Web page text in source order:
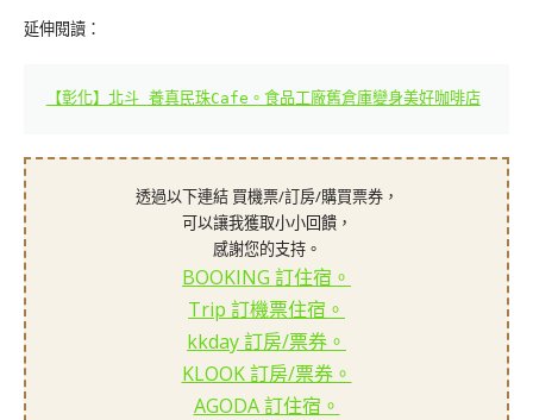
延伸閱讀：
【彰化】北斗 養真民珠Cafe。食品工廠舊倉庫變身美好咖啡店
透過以下連結 買機票/訂房/購買票券，
可以讓我獲取小小回饋，
感謝您的支持。
BOOKING 訂住宿。
Trip 訂機票住宿。
kkday 訂房/票券。
KLOOK 訂房/票券。
AGODA 訂住宿。